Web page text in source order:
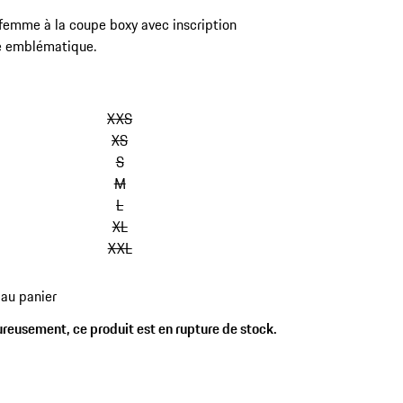
à la coupe boxy avec inscription
emblématique.
XXS
XS
S
M
L
XL
XXL
panier
ce produit est en rupture de stock.